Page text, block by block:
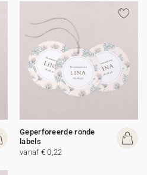
Geperforeerde ronde
labels
vanaf € 0,22